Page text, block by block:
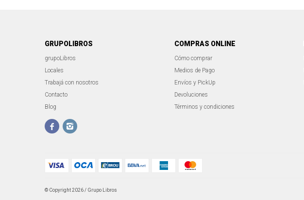
GRUPOLIBROS
grupoLibros
Locales
Trabajá con nosotros
Contacto
Blog
 
COMPRAS ONLINE
Cómo comprar
Medios de Pago
Envíos y PickUp
Devoluciones
Términos y condiciones
© Copyright 2026 / Grupo Libros